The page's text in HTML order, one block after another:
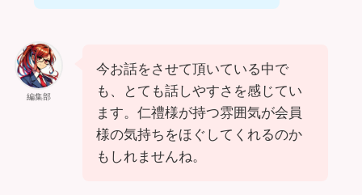
編集部
今お話をさせて頂いている中で
も、とても話しやすさを感じてい
ます。仁禮様が持つ雰囲気が会員
様の気持ちをほぐしてくれるのか
もしれませんね。